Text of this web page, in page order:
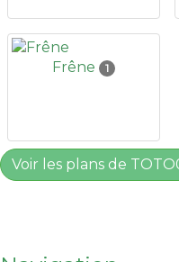
Frêne 1
Voir les plans de